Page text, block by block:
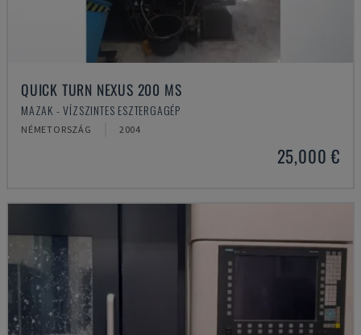
QUICK TURN NEXUS 200 MS
MAZAK - VÍZSZINTES ESZTERGAGÉP
NÉMETORSZÁG 2004
25,000 €